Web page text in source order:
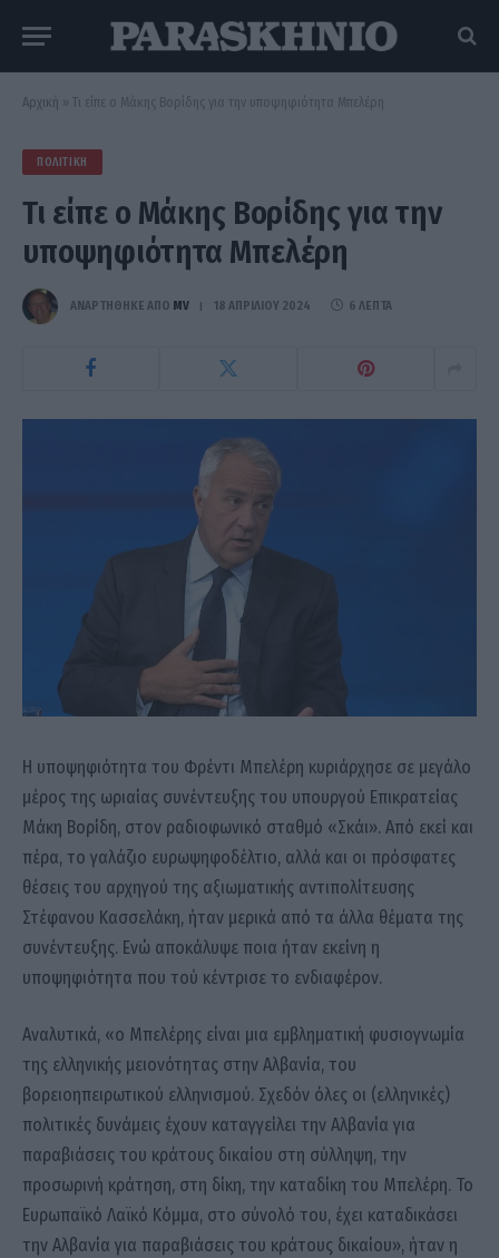
Αρχική » Τι είπε ο Μάκης Βορίδης για την υποψηφιότητα Μπελέρη
ΠΟΛΙΤΙΚΉ
Τι είπε ο Μάκης Βορίδης για την
υποψηφιότητα Μπελέρη
ΑΝΑΡΤΗΘΗΚΕ ΑΠΟ MV 18 ΑΠΡΙΛΊΟΥ 2024 6 ΛΕΠΤΆ
Η υποψηφιότητα του Φρέντι Μπελέρη κυριάρχησε σε μεγάλο
μέρος της ωριαίας συνέντευξης του υπουργού Επικρατείας
Μάκη Βορίδη, στον ραδιοφωνικό σταθμό «Σκάι». Από εκεί και
πέρα, το γαλάζιο ευρωψηφοδέλτιο, αλλά και οι πρόσφατες
θέσεις του αρχηγού της αξιωματικής αντιπολίτευσης
Στέφανου Κασσελάκη, ήταν μερικά από τα άλλα θέματα της
συνέντευξης. Ενώ αποκάλυψε ποια ήταν εκείνη η
υποψηφιότητα που τού κέντρισε το ενδιαφέρον.
Αναλυτικά, «ο Μπελέρης είναι μια εμβληματική φυσιογνωμία
της ελληνικής μειονότητας στην Αλβανία, του
βορειοηπειρωτικού ελληνισμού. Σχεδόν όλες οι (ελληνικές)
πολιτικές δυνάμεις έχουν καταγγείλει την Αλβανία για
παραβιάσεις του κράτους δικαίου στη σύλληψη, την
προσωρινή κράτηση, στη δίκη, την καταδίκη του Μπελέρη. Το
Ευρωπαϊκό Λαϊκό Κόμμα, στο σύνολό του, έχει καταδικάσει
την Αλβανία για παραβιάσεις του κράτους δικαίου», ήταν η